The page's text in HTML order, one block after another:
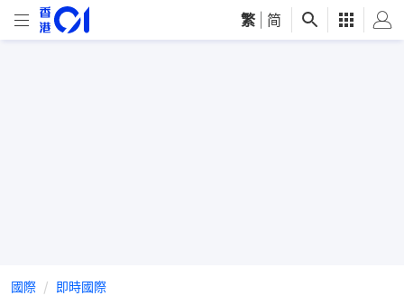
繁 简
國際 即時國際